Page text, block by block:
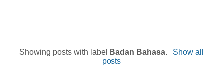
Showing posts with label Badan Bahasa.
Show all
posts